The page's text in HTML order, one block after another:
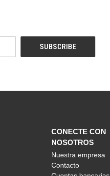
CONECTE CON
NOSOTROS
Nuestra empresa
Contacto